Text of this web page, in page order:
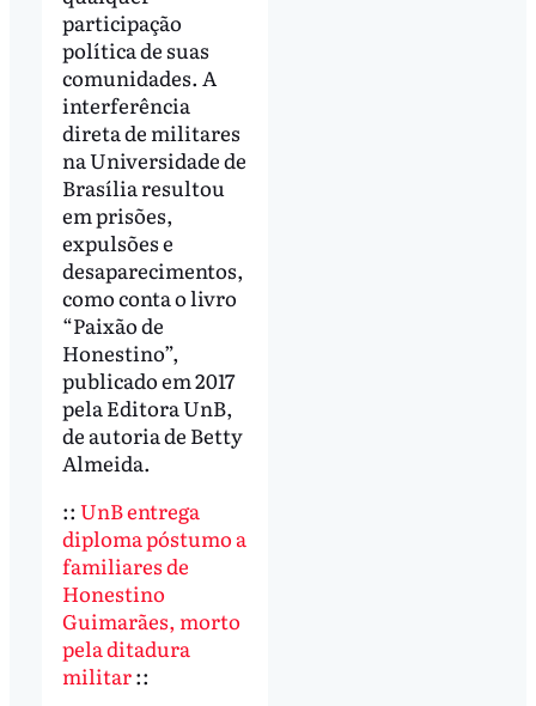
participação
política de suas
comunidades. A
interferência
direta de militares
na Universidade de
Brasília resultou
em prisões,
expulsões e
desaparecimentos,
como conta o livro
“Paixão de
Honestino”,
publicado em 2017
pela Editora UnB,
de autoria de Betty
Almeida.
:: UnB entrega
diploma póstumo a
familiares de
Honestino
Guimarães, morto
pela ditadura
militar::